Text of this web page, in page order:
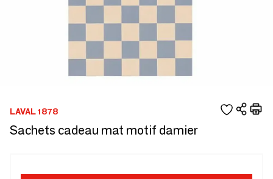
LAVAL 1878
Sachets cadeau mat motif damier